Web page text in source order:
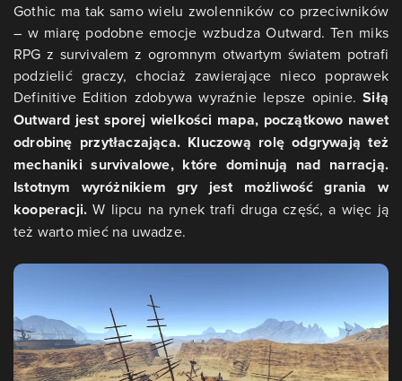
Gothic ma tak samo wielu zwolenników co przeciwników
– w miarę podobne emocje wzbudza Outward. Ten miks
RPG z survivalem z ogromnym otwartym światem potrafi
podzielić graczy, chociaż zawierające nieco poprawek
Definitive Edition zdobywa wyraźnie lepsze opinie. Siłą
Outward jest sporej wielkości mapa, początkowo nawet
odrobinę przytłaczająca. Kluczową rolę odgrywają też
mechaniki survivalowe, które dominują nad narracją.
Istotnym wyróżnikiem gry jest możliwość grania w
kooperacji.W lipcu na rynek trafi druga część, a więc ją
też warto mieć na uwadze.